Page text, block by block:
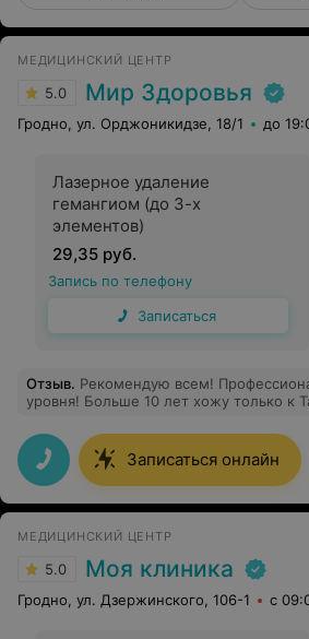
МЕДИЦИНСКИЙ ЦЕНТР
5.0 Мир Здоровья
Гродно, ул. Орджоникидзе, 18/1 до
Лазерное удаление
гемангиом (до 3-х
элементов)
29,35 руб.
Запись по телефону
Записаться
Отзыв. Рекомендую всем!
уровня! Больше 10 лет хожу только к
стоматологов боюсь).
Записаться онлайн
МЕДИЦИНСКИЙ ЦЕНТР
5.0 Моя клиника
Гродно, ул. Дзержинского, 106-1 с